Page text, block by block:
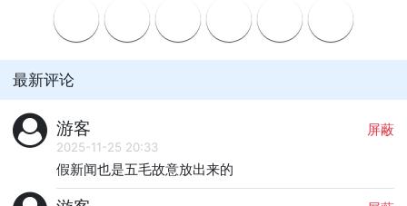
最新评论
游客 屏蔽
2025-11-25 20:33
假新闻也是五毛故意放出来的